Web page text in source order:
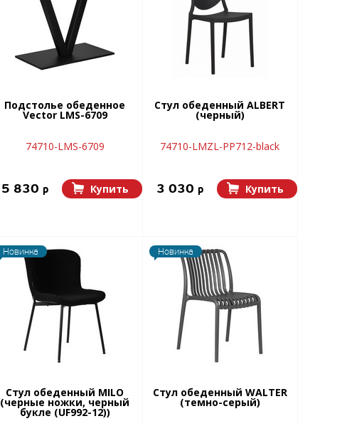
Подстолье обеденное
Vector LMS-6709
74710-LMS-6709
5 830 p Купить
Стул обеденный ALBERT
(черный)
74710-LMZL-РР712-black
3 030 p Купить
Новинка
Стул обеденный MILO
(черные ножки, черный
букле (UF992-12))
Новинка
Стул обеденный WALTER
(темно-серый)